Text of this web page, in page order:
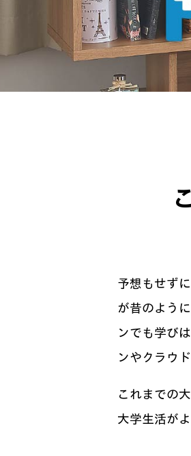
予想もせず
が昔のよう
ンでも学び
ンやクラウ
これまでの
大学生活が